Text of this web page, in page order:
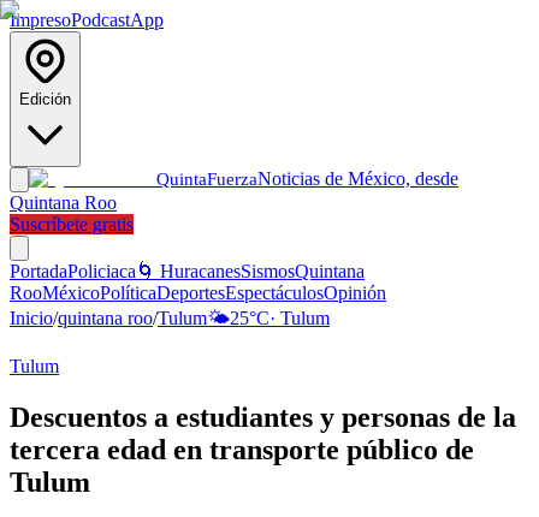
ImpresoPodcastApp
Edición
QuintaFuerzaNoticias de México, desde
Quintana Roo
Suscríbete gratis
PortadaPoliciaca 🌀 HuracanesSismosQuintana
RooMéxicoPolíticaDeportesEspectáculosOpinión
Inicio/quintana roo/Tulum🌤️25°C· Tulum
Tulum
Descuentos a estudiantes y personas de la
tercera edad en transporte público de
Tulum